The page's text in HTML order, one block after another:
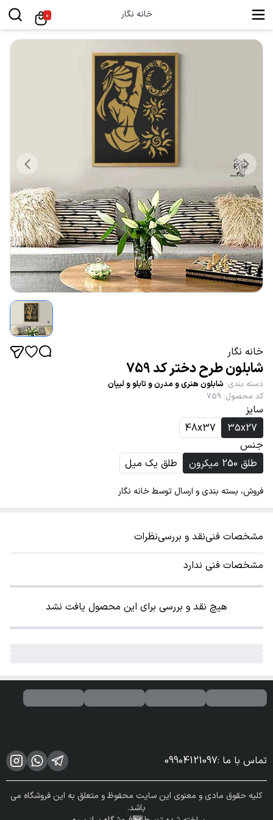
خانه نگار 0
خانه نگار
شابلون طرح دختر کد 759
دسته بندی: شابلون هنری و مدرن و تابلو و لیپان
کد محصول:
759
سایز
35x27
48x37
جنس
طلق 250 میکرون
طلق یک میل
فروش، بسته بندی و ارسال توسط خانه نگار
مشخصات فنینقد و بررسینظرات
مشخصات فنی ندارد
هیچ نقد و بررسی برای این محصول یافت نشد
تماس با ما :
09904121097
کلیه حقوق مادی و معنوی این سایت محفوظ و متعلق به این فروشگاه می
باشد.